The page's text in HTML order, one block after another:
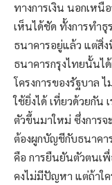
ทางการเงิน นอกเหนื
เห็นได้ชัด ทั้งการทำธุ
ธนาคารอยู่แล้ว แต่สิ่
ธนาคารกรุงไทยนั้นไ
โครงการของรัฐบาล
ใช้ยิ่งได้ เที่ยวด้วยกัน
ตัวขึ้นมาใหม่ ซึ่งการจ
ต้องผูกบัญชีกับธนาคา
คือ การยืนยันตัวตนเพื่
คงไม่มีปัญหา แต่ถ้าใ